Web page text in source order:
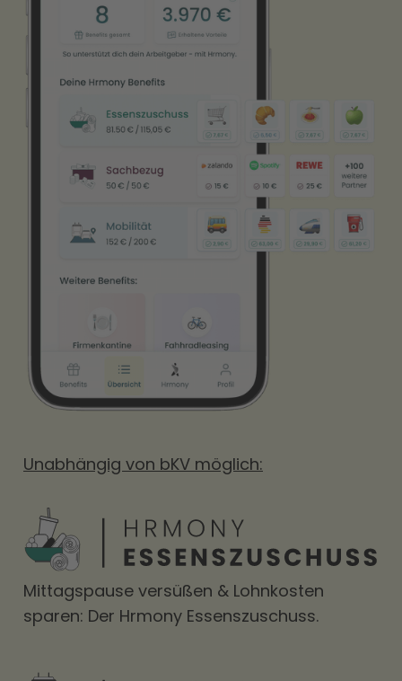
Unabhängig von bKV möglich:
Mittagspause versüßen & Lohnkosten
sparen: Der Hrmony Essenszuschuss.